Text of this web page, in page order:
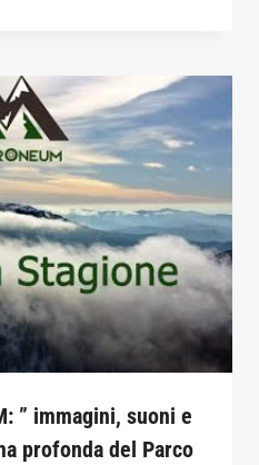
” immagini, suoni e
profonda del Parco